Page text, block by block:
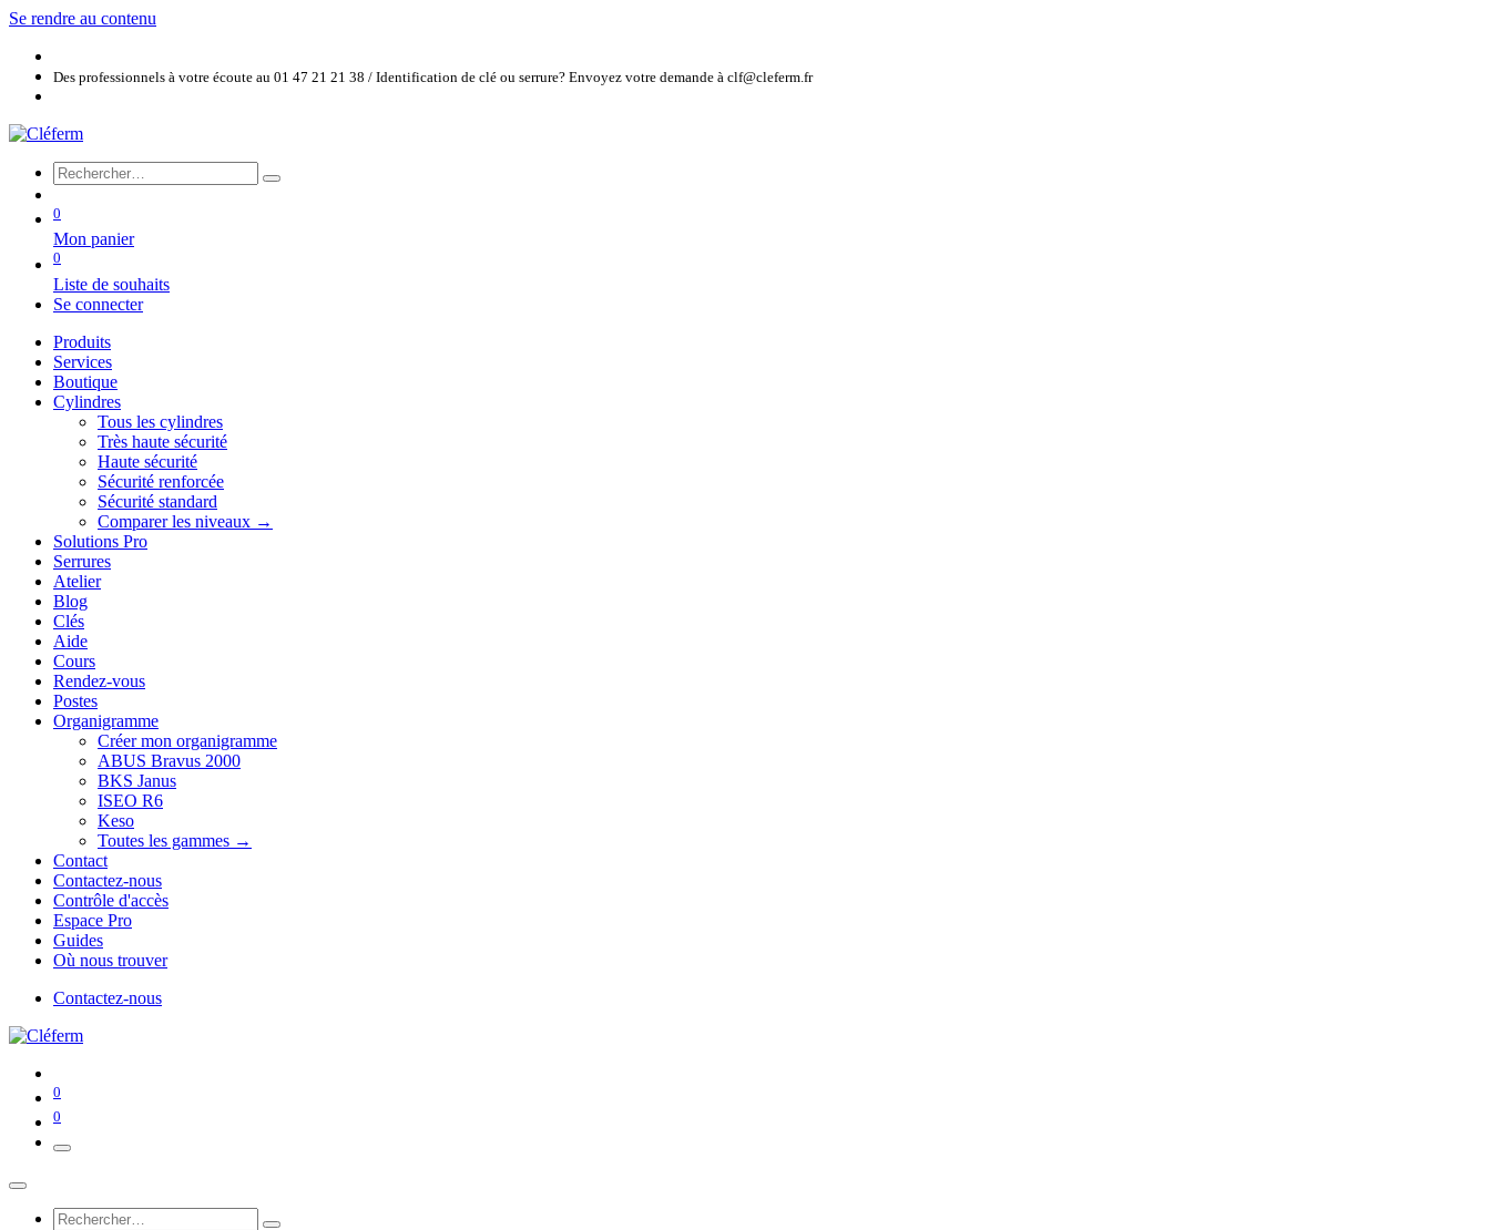
Se rendre au contenu
Des professionnels à votre écoute au 01 47 21 21 38 / Identification de clé ou serrure? Envoyez votre demande à clf@cleferm.fr
0
Mon panier
0
Liste de souhaits
Se connecter
Produits
Services
Boutique
Cylindres
Tous les cylindres
Très haute sécurité
Haute sécurité
Sécurité renforcée
Sécurité standard
Comparer les niveaux →
Solutions Pro
Serrures
Atelier
Blog
Clés
Aide
Cours
Rendez-vous
Postes
Organigramme
Créer mon organigramme
ABUS Bravus 2000
BKS Janus
ISEO R6
Keso
Toutes les gammes →
Contact
Contactez-nous
Contrôle d'accès
Espace Pro
Guides
Où nous trouver
Contactez-nous
0
0